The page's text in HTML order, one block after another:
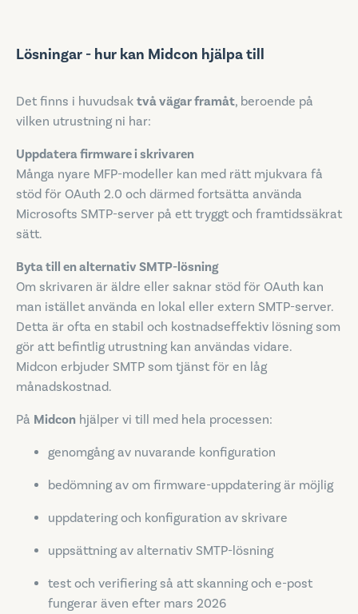
Lösningar - hur kan Midcon hjälpa till​
Det finns i huvudsak två vägar framåt, beroende på
vilken utrustning ni har:
Uppdatera firmware i skrivaren
Många nyare MFP-modeller kan med rätt mjukvara få
stöd för OAuth 2.0 och därmed fortsätta använda
Microsofts SMTP-server på ett tryggt och framtidssäkrat
sätt.
Byta till en alternativ SMTP-lösning
Om skrivaren är äldre eller saknar stöd för OAuth kan
man istället använda en lokal eller extern SMTP-server.
Detta är ofta en stabil och kostnadseffektiv lösning som
gör att befintlig utrustning kan användas vidare.
Midcon erbjuder SMTP som tjänst för en låg
månadskostnad.
På Midcon hjälper vi till med hela processen:
genomgång av nuvarande konfiguration
bedömning av om firmware-uppdatering är möjlig
uppdatering och konfiguration av skrivare
uppsättning av alternativ SMTP-lösning
test och verifiering så att skanning och e-post
fungerar även efter mars 2026